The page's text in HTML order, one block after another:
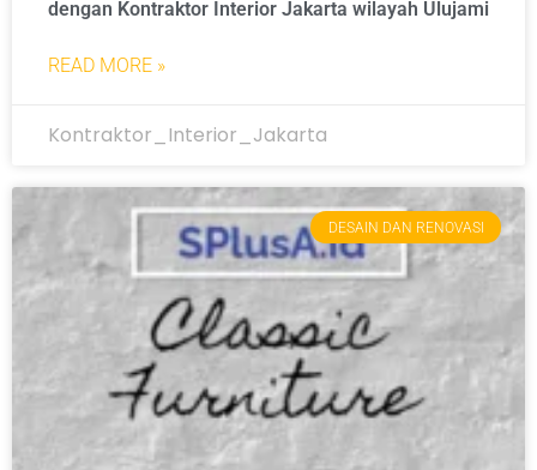
dengan Kontraktor Interior Jakarta wilayah Ulujami
READ MORE »
Kontraktor_Interior_Jakarta
DESAIN DAN RENOVASI